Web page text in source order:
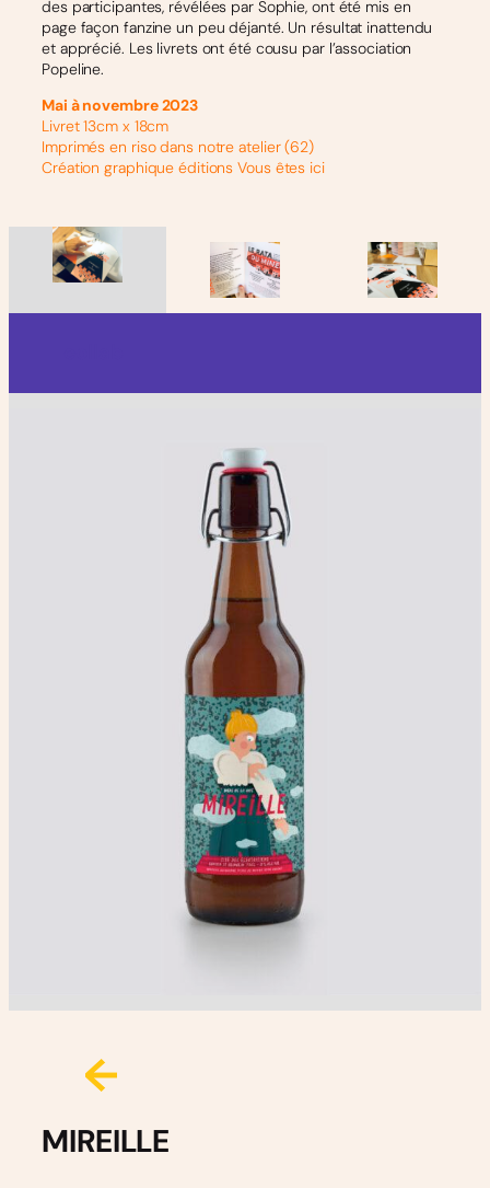
des participantes, révélées par Sophie, ont été mis en
page façon fanzine un peu déjanté. Un résultat inattendu
et apprécié. Les livrets ont été cousu par l’association
Popeline.
Mai à novembre 2023
Livret 13cm x 18cm
Imprimés en riso dans notre atelier (62)
Création graphique éditions Vous êtes ici
MIREILLE